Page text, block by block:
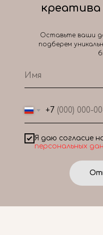
+7
Я даю согласие
персональных
креатива
Оставьте ваши
подберем